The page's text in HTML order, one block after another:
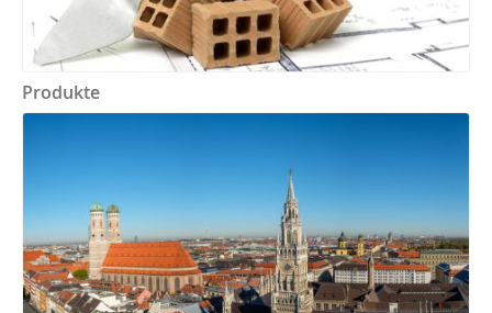
Produkte